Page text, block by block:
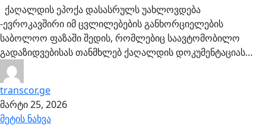
ქაღალდის ეპოქა დასასრულს უახლოვდება
-ევროკავშირი იმ ცვლილებების განხორციელების
საბოლოო ფაზაში შედის, რომლებიც საავტომობილო
გადაზიდვებისას თანმხლებ ქაღალდის დოკუმენტაციას…
transcor.ge
მარტი 25, 2026
მეტის ნახვა